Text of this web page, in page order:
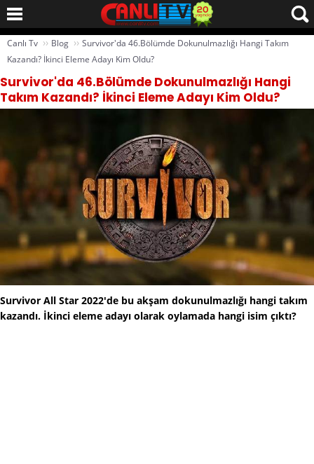
Canlı Tv ›› Blog ›› Survivor'da 46.Bölümde Dokunulmazlığı Hangi Takım
Kazandı? İkinci Eleme Adayı Kim Oldu?
Survivor'da 46.Bölümde Dokunulmazlığı Hangi
Takım Kazandı? İkinci Eleme Adayı Kim Oldu?
Survivor All Star 2022'de bu akşam dokunulmazlığı hangi takım
kazandı. İkinci eleme adayı olarak oylamada hangi isim çıktı?